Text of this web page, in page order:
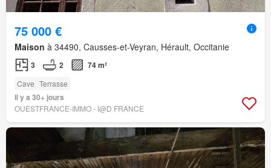
75 000 €
Maison à 34490, Causses-et-Veyran, Hérault, Occitanie
3 2 74 m²
Cave Terrasse
Il y a 30+ jours
OUESTFRANCE-IMMO - I@D FRANCE